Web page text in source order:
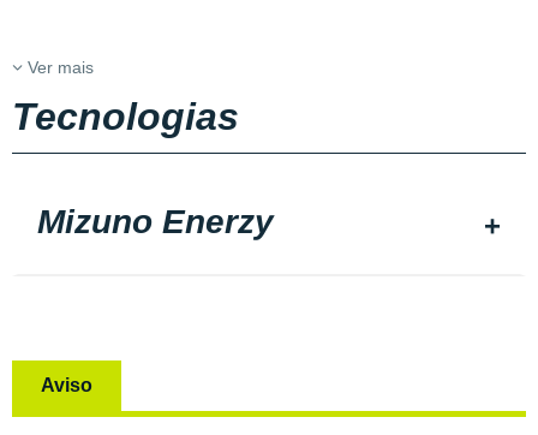
Ver mais
Tecnologias
Mizuno Enerzy
Aviso